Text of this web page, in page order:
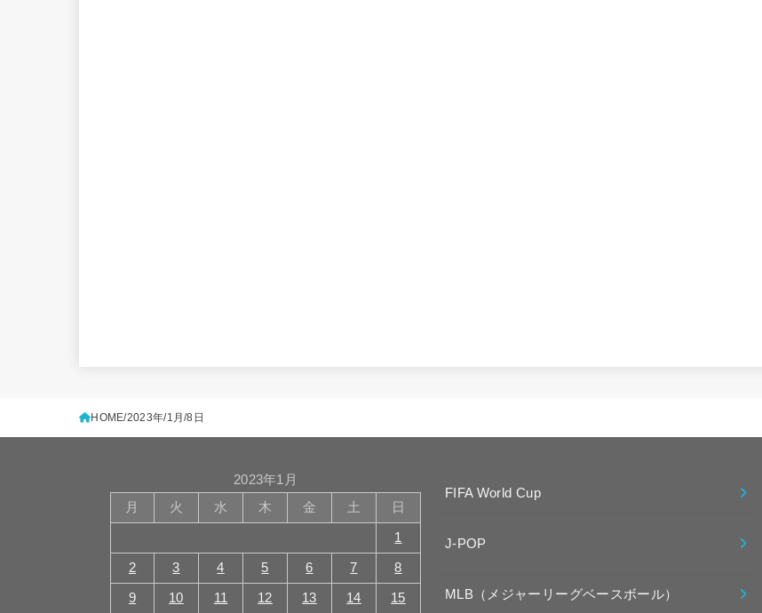
HOME 2023年 1月 8日
2023年1月
月
火 水 木 金 土 日
1
2 3 4 5 6 7 8
9 10 11 12 13 14 15
FIFA World Cup
J-POP
MLB（メジャーリーグベースボール）